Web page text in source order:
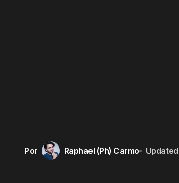
Por Raphael (Ph) Carmo